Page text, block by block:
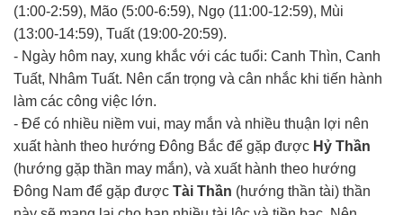
(1:00-2:59), Mão (5:00-6:59), Ngọ (11:00-12:59), Mùi
(13:00-14:59), Tuất (19:00-20:59).
- Ngày hôm nay, xung khắc với các tuổi: Canh Thìn, Canh
Tuất, Nhâm Tuất. Nên cẩn trọng và cân nhắc khi tiến hành
làm các công việc lớn.
- Để có nhiều niềm vui, may mắn và nhiều thuận lợi nên
xuất hành theo hướng Đông Bắc để gặp được Hỷ Thần
(hướng gặp thần may mắn), và xuất hành theo hướng
Đông Nam để gặp được Tài Thần (hướng thần tài) thần